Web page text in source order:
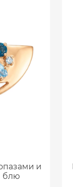
и
блю